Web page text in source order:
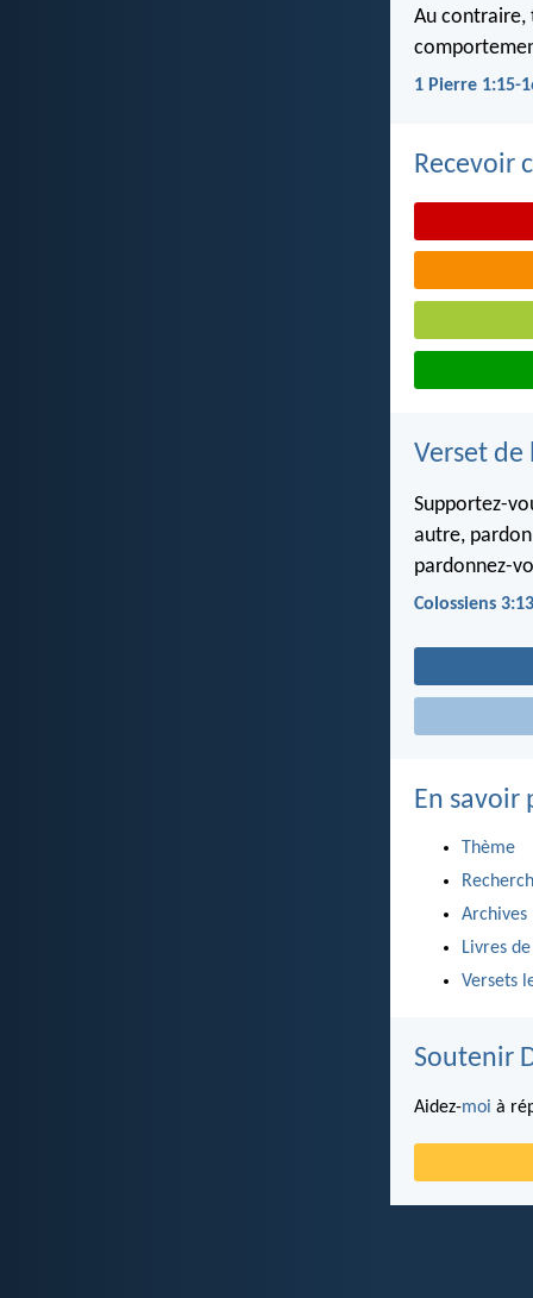
Au contraire,
1 Pierre 1:15-
Recevoir
Verset
Supportez-
autre,
pardonnez-
Colossiens 3:13
En savoir
Thème
Archives
Livres
Versets
Soutenir
Aidez-moi à